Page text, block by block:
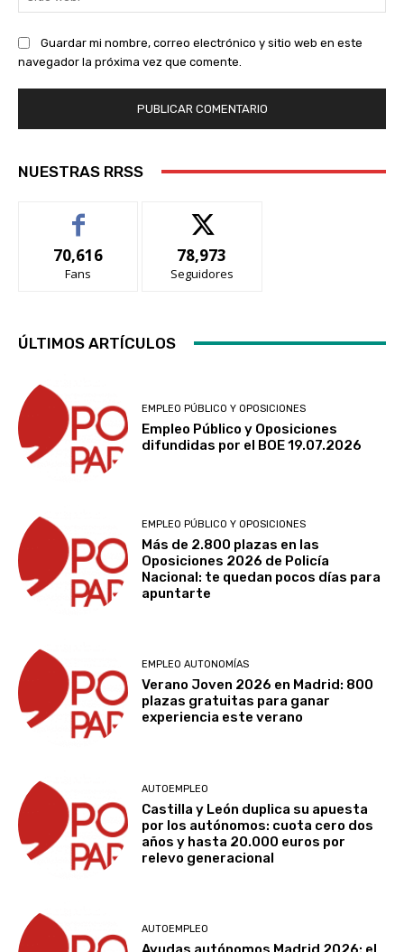
Guardar mi nombre, correo electrónico y sitio web en este
navegador la próxima vez que comente.
NUESTRAS RRSS
70,616
Fans
78,973
Seguidores
ÚLTIMOS ARTÍCULOS
EMPLEO PÚBLICO Y OPOSICIONES
Empleo Público y Oposiciones
difundidas por el BOE 19.07.2026
EMPLEO PÚBLICO Y OPOSICIONES
Más de 2.800 plazas en las
Oposiciones 2026 de Policía
Nacional: te quedan pocos días para
apuntarte
EMPLEO AUTONOMÍAS
Verano Joven 2026 en Madrid: 800
plazas gratuitas para ganar
experiencia este verano
AUTOEMPLEO
Castilla y León duplica su apuesta
por los autónomos: cuota cero dos
años y hasta 20.000 euros por
relevo generacional
AUTOEMPLEO